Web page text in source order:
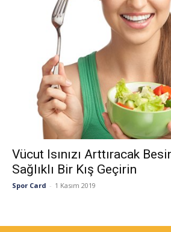
Vücut Isınızı Arttıracak
Sağlıklı Bir Kış Geçirin
Spor Card - 1 Kasım 2019